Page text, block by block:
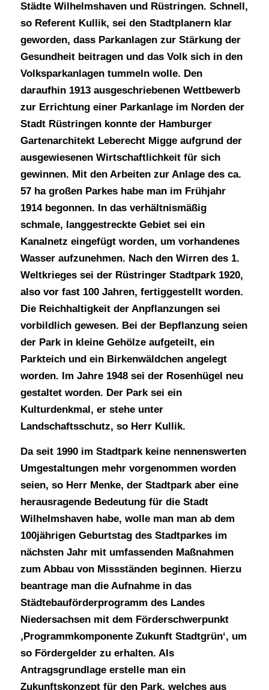
Städte Wilhelmshaven und Rüstringen. Schnell,
so Referent Kullik, sei den Stadtplanern klar
geworden, dass Parkanlagen zur Stärkung der
Gesundheit beitragen und das Volk sich in den
Volksparkanlagen tummeln wolle. Den
daraufhin 1913 ausgeschriebenen Wettbewerb
zur Errichtung einer Parkanlage im Norden der
Stadt Rüstringen konnte der Hamburger
Gartenarchitekt Leberecht Migge aufgrund der
ausgewiesenen Wirtschaftlichkeit für sich
gewinnen. Mit den Arbeiten zur Anlage des ca.
57 ha großen Parkes habe man im Frühjahr
1914 begonnen. In das verhältnismäßig
schmale, langgestreckte Gebiet sei ein
Kanalnetz eingefügt worden, um vorhandenes
Wasser aufzunehmen. Nach den Wirren des 1.
Weltkrieges sei der Rüstringer Stadtpark 1920,
also vor fast 100 Jahren, fertiggestellt worden.
Die Reichhaltigkeit der Anpflanzungen sei
vorbildlich gewesen. Bei der Bepflanzung seien
der Park in kleine Gehölze aufgeteilt, ein
Parkteich und ein Birkenwäldchen angelegt
worden. Im Jahre 1948 sei der Rosenhügel neu
gestaltet worden. Der Park sei ein
Kulturdenkmal, er stehe unter
Landschaftsschutz, so Herr Kullik.
Da seit 1990 im Stadtpark keine nennenswerten
Umgestaltungen mehr vorgenommen worden
seien, so Herr Menke, der Stadtpark aber eine
herausragende Bedeutung für die Stadt
Wilhelmshaven habe, wolle man man ab dem
100jährigen Geburtstag des Stadtparkes im
nächsten Jahr mit umfassenden Maßnahmen
zum Abbau von Missständen beginnen. Hierzu
beantrage man die Aufnahme in das
Städtebauförderprogramm des Landes
Niedersachsen mit dem Förderschwerpunkt
‚Programmkomponente Zukunft Stadtgrün‘, um
so Fördergelder zu erhalten. Als
Antragsgrundlage erstelle man ein
Zukunftskonzept für den Park, welches aus